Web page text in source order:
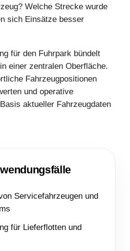
Welche Strecke wurde
sich Einsätze besser
für den Fuhrpark bündelt
einer zentralen Oberfläche.
Fahrzeugpositionen
und operative
aktueller Fahrzeugdaten
Servicefahrzeugen und
für Lieferflotten und